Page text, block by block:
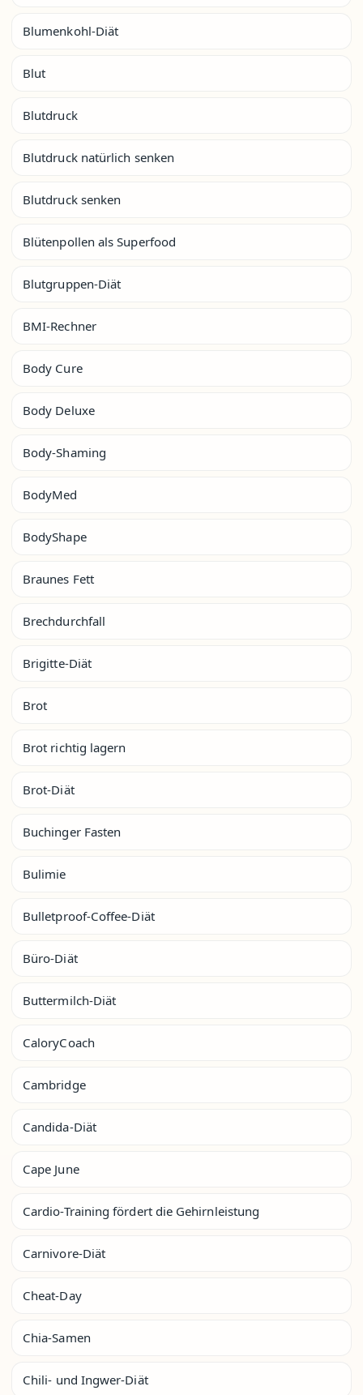
Blumenkohl-Diät
Blut
Blutdruck
Blutdruck natürlich senken
Blutdruck senken
Blütenpollen als Superfood
Blutgruppen-Diät
BMI-Rechner
Body Cure
Body Deluxe
Body-Shaming
BodyMed
BodyShape
Braunes Fett
Brechdurchfall
Brigitte-Diät
Brot
Brot richtig lagern
Brot-Diät
Buchinger Fasten
Bulimie
Bulletproof-Coffee-Diät
Büro-Diät
Buttermilch-Diät
CaloryCoach
Cambridge
Candida-Diät
Cape June
Cardio-Training fördert die Gehirnleistung
Carnivore-Diät
Cheat-Day
Chia-Samen
Chili- und Ingwer-Diät